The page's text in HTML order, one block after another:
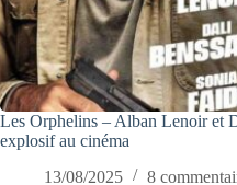
Les Orphelins – Alban Lenoir et
explosif au cinéma
13/08/2025
8